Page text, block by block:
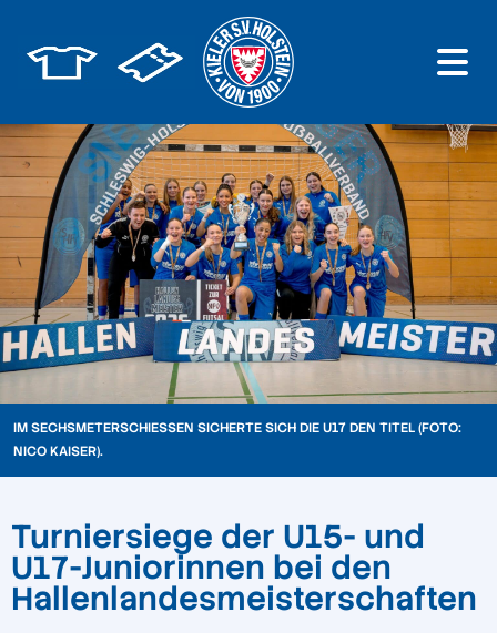
IM SECHSMETERSCHIESSEN SICHERTE SICH DIE U17 DEN TITEL (FOTO: N
ICO KAISER).
Turniersiege der U15- und
U17-Juniorinnen bei den
Hallenlandesmeisterschaften